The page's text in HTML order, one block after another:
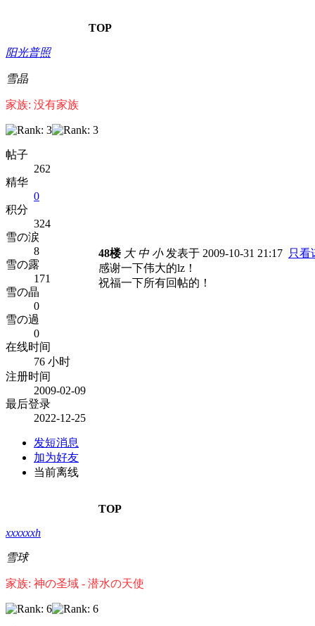
TOP
阳光普照
雪晶
家族: 没有家族
帖子
262
精华
0
积分
324
雪の涙
8
雪の露
171
雪の晶
0
雪の過
0
在线时间
76 小时
注册时间
2009-02-09
最后登录
2022-12-25
发短消息
加为好友
当前离线
48楼 大 中 小发表于 2009-10-31 21:17 只看
感谢一下伟大的lz！
祝福一下所有回帖的！
TOP
xxxxxxh
雪球
家族: 神の圣域 - 潜水の天使